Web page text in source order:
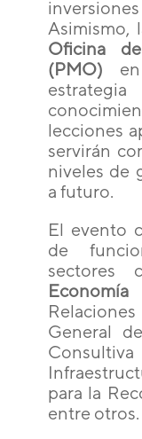
Asimismo,
Oficina
(PMO)
lecciones
servirán
niveles de
a futuro.
El evento
de
sectores
General
para la
entre otros.